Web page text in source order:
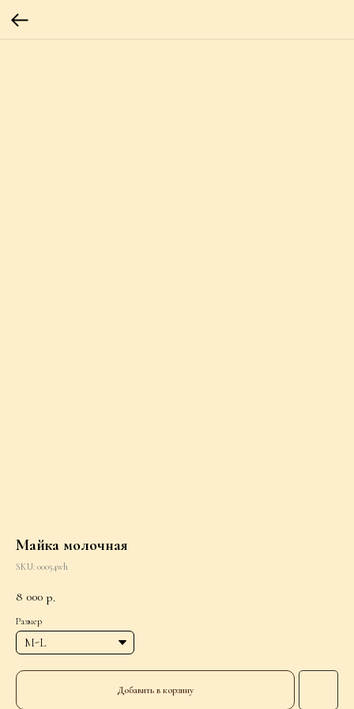
Майка молочная
SKU: 00054wh
8 000 р.
Размер
Добавить в корзину